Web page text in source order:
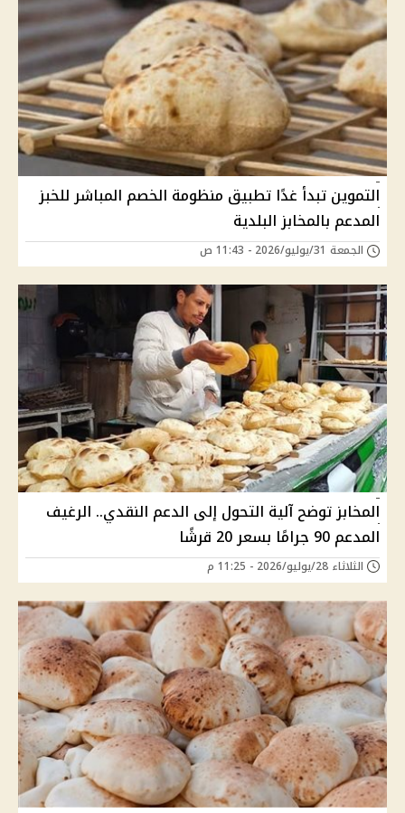
التموين تبدأ غدًا تطبيق منظومة الخصم المباشر للخبز
المدعم بالمخابز البلدية
الجمعة 31/يوليو/2026 - 11:43 ص
المخابز توضح آلية التحول إلى الدعم النقدي.. الرغيف
المدعم 90 جرامًا بسعر 20 قرشًا
الثلاثاء 28/يوليو/2026 - 11:25 م